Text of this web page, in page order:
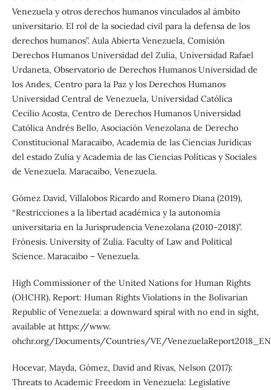
Venezuela y otros derechos humanos vinculados al ámbito
universitario. El rol de la sociedad civil para la defensa de los
derechos humanos”. Aula Abierta Venezuela, Comisión
Derechos Humanos Universidad del Zulia, Universidad Rafael
Urdaneta, Observatorio de Derechos Humanos Universidad de
los Andes, Centro para la Paz y los Derechos Humanos
Universidad Central de Venezuela, Universidad Católica
Cecilio Acosta, Centro de Derechos Humanos Universidad
Católica Andrés Bello, Asociación Venezolana de Derecho
Constitucional Maracaibo, Academia de las Ciencias Jurídicas
del estado Zulia y Academia de las Ciencias Políticas y Sociales
de Venezuela. Maracaibo, Venezuela.
Gómez David, Villalobos Ricardo and Romero Diana (2019),
“Restricciones a la libertad académica y la autonomía
universitaria en la Jurisprudencia Venezolana (2010-2018)”.
Frónesis. University of Zulia. Faculty of Law and Political
Science. Maracaibo – Venezuela.
High Commissioner of the United Nations for Human Rights
(OHCHR). Report: Human Rights Violations in the Bolivarian
Republic of Venezuela: a downward spiral with no end in sight,
available at https://www.
ohchr.org/Documents/Countries/VE/
Hocevar, Mayda, Gómez, David and Rivas, Nelson (2017):
Threats to Academic Freedom in Venezuela: Legislative